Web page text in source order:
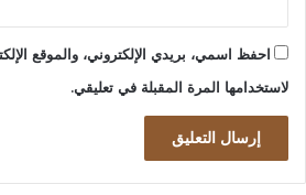
احفظ اسمي، بريدي الإلكتروني، والموقع
لاستخدامها المرة المقبلة في تعليقي.